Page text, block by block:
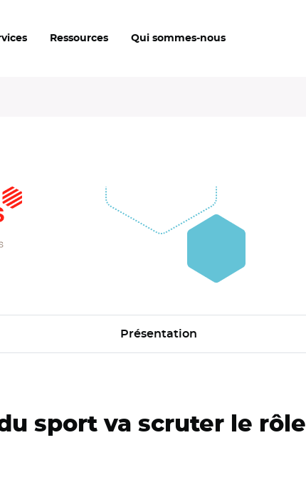
Ressources Qui sommes-nous
Présentation
sport va scruter le rôle